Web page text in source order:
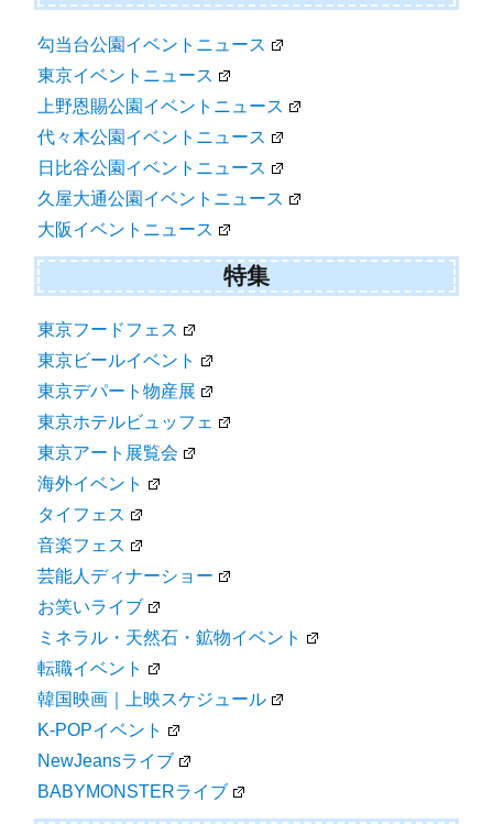
勾当台公園イベントニュース
東京イベントニュース
上野恩賜公園イベントニュース
代々木公園イベントニュース
日比谷公園イベントニュース
久屋大通公園イベントニュース
大阪イベントニュース
特集
東京フードフェス
東京ビールイベント
東京デパート物産展
東京ホテルビュッフェ
東京アート展覧会
海外イベント
タイフェス
音楽フェス
芸能人ディナーショー
お笑いライブ
ミネラル・天然石・鉱物イベント
転職イベント
韓国映画｜上映スケジュール
K-POPイベント
NewJeansライブ
BABYMONSTERライブ